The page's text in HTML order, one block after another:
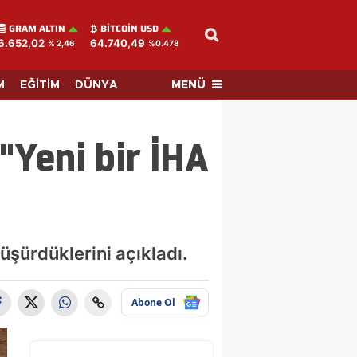
GRAM ALTIN
% 2,46
BITCOIN USD
64.740,49 %0.478
EĞİTİM DÜNYA MENÜ
bir İHA
açıkladı.
Abone Ol